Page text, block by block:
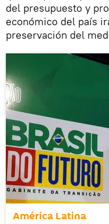
del presupuesto y
económico del país
preservación del
América Latina